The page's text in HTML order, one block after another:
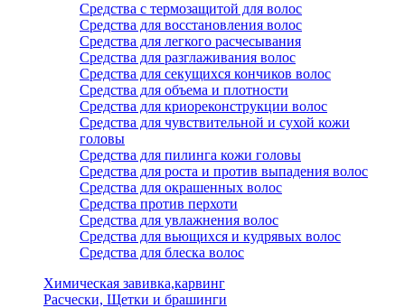
Средства с термозащитой для волос
Средства для восстановления волос
Средства для легкого расчесывания
Средства для разглаживания волос
Средства для секущихся кончиков волос
Средства для объема и плотности
Средства для криореконструкции волос
Средства для чувствительной и сухой кожи
головы
Средства для пилинга кожи головы
Средства для роста и против выпадения волос
Средства для окрашенных волос
Средства против перхоти
Средства для увлажнения волос
Средства для вьющихся и кудрявых волос
Средства для блеска волос
Химическая завивка,карвинг
Расчески, Щетки и брашинги